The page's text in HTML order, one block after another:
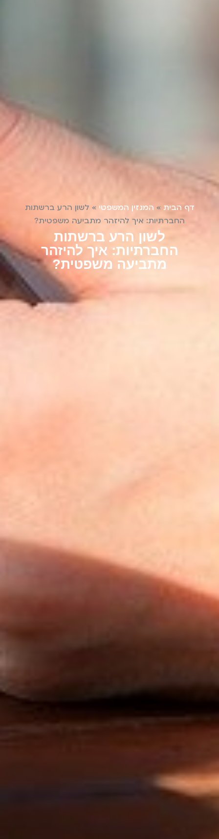
דף הבית » המגזין המשפטי » לשון הרע ברשתות
החברתיות: איך להיזהר מתביעה משפטית?
לשון הרע ברשתות
החברתיות: איך להיזהר
מתביעה משפטית?